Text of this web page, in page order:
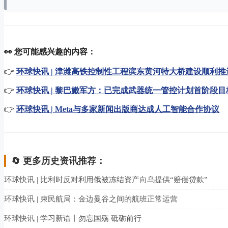
👀 您可能感兴趣的内容：
👉 环球快讯 | 津潍高铁控制性工程滨东黄河特大桥建设顺利推
👉 环球快讯 | 黎巴嫩军方：已完成武器统一管控计划首阶段目
👉 环球快讯 | Meta与多家新闻出版商达成人工智能合作协议
🔄 更多历史资讯推荐：
环球快讯 | 比利时反对利用俄被冻结资产向乌提供“赔偿贷款”
环球快讯 | 柬民航局：金边曼谷之间的航班正常运营
环球快讯 | 学习新语丨勿忘国殇 砥砺前行